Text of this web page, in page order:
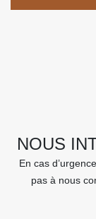
NOUS
En cas
pas à nous